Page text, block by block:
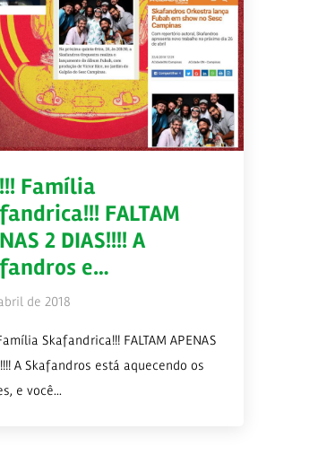
Família
FALTAM
2 DIAS!!!! A
e…
de 2018
Skafandrica!!! FALTAM APENAS
A Skafandros está aquecendo os
e você...